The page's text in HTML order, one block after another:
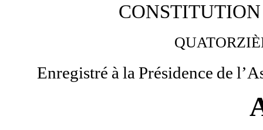
CONSTITUTION
Enregistré à la Présidence de